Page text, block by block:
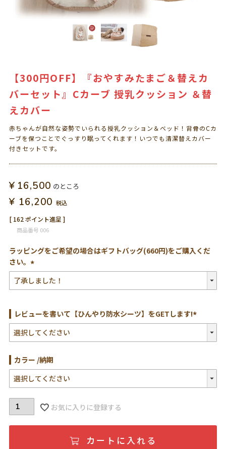
赤ちゃんが自然な姿勢でいられる授乳クッション＆ベッド！背骨のCカ
ーブを保つことでぐっすり眠ってくれます！いつでも清潔替えカバー
付きセットです。
【300円OFF】『おやすみたまご＆替えカ
バーセット』Cカーブ 授乳クッション ＆替
えカバー
¥ 16,500 のところ
¥ 16,200 税込
[ 162ポイント進呈 ]
商品番号 006
ラッピングをご希望の場合はギフトバッグ(660円)をご購入くだ
さい。
(必
須)
レビューを書いて【ひんやり防水シーツ】をGETします!
(必
カラー 納期
お気に入りに登録する
カートに入れる